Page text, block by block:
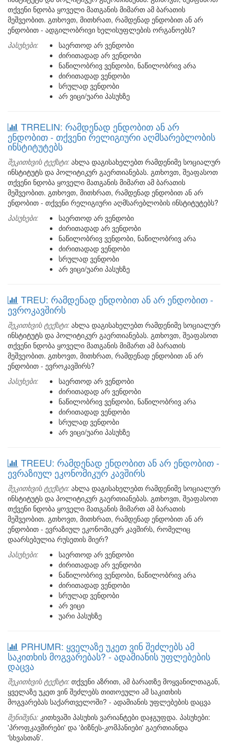
თქვენი ნდობა ყოველი მათგანის მიმართ ამ ბარათის
მეშვეობით. გთხოვთ, მითხრათ, რამდენად ენდობით ან არ
ენდობით - ადგილობრივი ხელისუფლების ორგანოებს?
პასუხები:
საერთოდ არ ვენდობი
ძირითადად არ ვენდობი
ნაწილობრივ ვენდობი, ნაწილობრივ არა
ძირითადად ვენდობი
სრულად ვენდობი
არ ვიცი/უარი პასუხზე
TRRELIN: რამდენად ენდობით ან არ
ენდობით - თქვენი რელიგიური აღმსარებლობის
ინსტიტუტებს
შეკითხვის ტექსტი: ახლა დაგისახელებთ რამდენიმე სოციალურ
ინსტიტუტს და პოლიტიკურ გაერთიანებას. გთხოვთ, შეაფასოთ
თქვენი ნდობა ყოველი მათგანის მიმართ ამ ბარათის
მეშვეობით. გთხოვთ, მითხრათ, რამდენად ენდობით ან არ
ენდობით - თქვენი რელიგიური აღმსარებლობის ინსტიტუტებს?
პასუხები:
საერთოდ არ ვენდობი
ძირითადად არ ვენდობი
ნაწილობრივ ვენდობი, ნაწილობრივ არა
ძირითადად ვენდობი
სრულად ვენდობი
არ ვიცი/უარი პასუხზე
TREU: რამდენად ენდობით ან არ ენდობით -
ევროკავშირს
შეკითხვის ტექსტი: ახლა დაგისახელებთ რამდენიმე სოციალურ
ინსტიტუტს და პოლიტიკურ გაერთიანებას. გთხოვთ, შეაფასოთ
თქვენი ნდობა ყოველი მათგანის მიმართ ამ ბარათის
მეშვეობით. გთხოვთ, მითხრათ, რამდენად ენდობით ან არ
ენდობით - ევროკავშირს?
პასუხები:
საერთოდ არ ვენდობი
ძირითადად არ ვენდობი
ნაწილობრივ ვენდობი, ნაწილობრივ არა
ძირითადად ვენდობი
სრულად ვენდობი
არ ვიცი/უარი პასუხზე
TREEU: რამდენად ენდობით ან არ ენდობით -
ევრაზიულ ეკონომიკურ კავშირს
შეკითხვის ტექსტი: ახლა დაგისახელებთ რამდენიმე სოციალურ
ინსტიტუტს და პოლიტიკურ გაერთიანებას. გთხოვთ, შეაფასოთ
თქვენი ნდობა ყოველი მათგანის მიმართ ამ ბარათის
მეშვეობით. გთხოვთ, მითხრათ, რამდენად ენდობით ან არ
ენდობით - ევრაზიულ ეკონომიკურ კავშირს, რომელიც
დაარსებულია რუსეთის მიერ?
პასუხები:
საერთოდ არ ვენდობი
ძირითადად არ ვენდობი
ნაწილობრივ ვენდობი, ნაწილობრივ არა
ძირითადად ვენდობი
სრულად ვენდობი
არ ვიცი
უარი პასუხზე
PRHUMR: ყველაზე უკეთ ვინ შეძლებს ამ
საკითხის მოგვარებას? - ადამიანის უფლებების
დაცვა
შეკითხვის ტექსტი: თქვენი აზრით, ამ ბარათზე მოყვანილთაგან,
ყველაზე უკეთ ვინ შეძლებს თითოეული ამ საკითხის
მოგვარებას საქართველოში? - ადამიანის უფლებების დაცვა
შენიშვნა: კითხვაში პასუხის ვარიანტები დაჯგუფდა. პასუხები:
'პროფკავშირები' და 'ბიზნეს-კომპანიები' გაერთიანდა
'სხვასთან'.